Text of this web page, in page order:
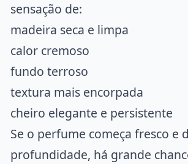
sensação de:
madeira seca e limpa
calor cremoso
fundo terroso
textura mais encorpada
cheiro elegante e persistente
Se o perfume começa fresco e
profundidade, há grande